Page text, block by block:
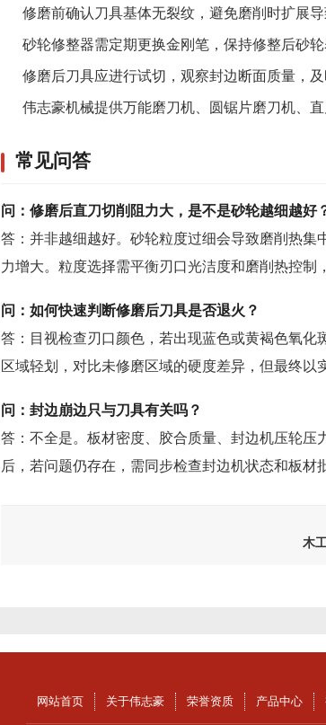
修磨前确认刀具基体无裂纹，避免磨削时扩展导
砂轮修整器需定期更换金刚笔，保持修整后砂轮
修磨后刀具应进行试切，观察封边断面质量，及
伟志豪机械提供万能磨刀机、圆锯片磨刀机、
常见问答
问：修磨后直刀切削阻力大，是不是砂轮越细越好
答：并非越细越好。砂轮粒度过细会导致磨削热集
力增大。粒度选择需平衡刃口光洁度和磨削热控制
问：如何快速判断修磨后刀具是否退火？
答：目视检查刃口颜色，若出现蓝色或黄褐色氧
区域轻划，对比未修磨区域的硬度差异，但最终以
问：封边崩边只与刀具有关吗？
答：不全是。板材密度、胶合质量、封边机压轮
后，若问题仍存在，需同步检查封边机状态和板材
木
网站首页 关于伟志豪 荣誉资质 产品中心